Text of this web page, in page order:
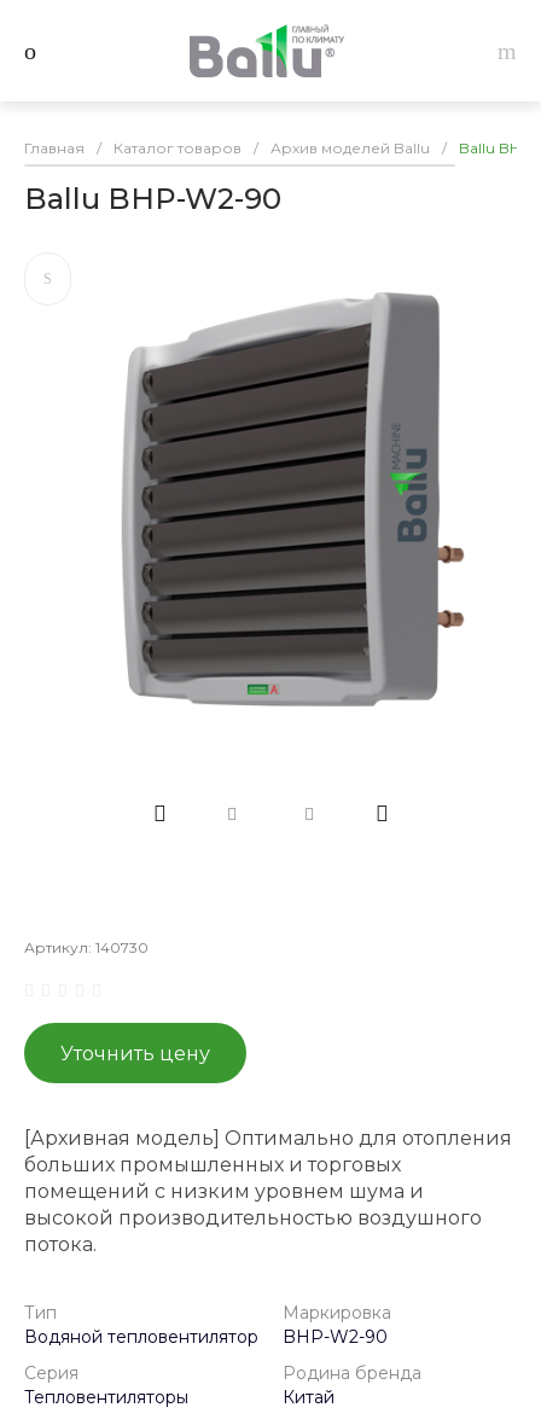
Главная / Каталог товаров / Архив моделей Ballu / Ballu
Ballu BHP-W2-90
Артикул: 140730
Уточнить цену
[Архивная модель] Оптимально для отопления
больших промышленных и торговых
помещений с низким уровнем шума и
высокой производительностью воздушного
потока.
Тип
Водяной тепловентилятор
Маркировка
BHP-W2-90
Серия
Тепловентиляторы
Родина бренда
Китай